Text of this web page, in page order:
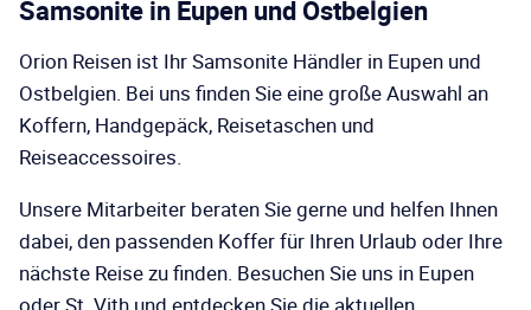
Samsonite in Eupen und Ostbelgien
Orion Reisen ist Ihr Samsonite Händler in Eupen und
Ostbelgien. Bei uns finden Sie eine große Auswahl an
Koffern, Handgepäck, Reisetaschen und
Reiseaccessoires.
Unsere Mitarbeiter beraten Sie gerne und helfen Ihnen
dabei, den passenden Koffer für Ihren Urlaub oder Ihre
nächste Reise zu finden. Besuchen Sie uns in Eupen
oder St. Vith und entdecken Sie die aktuellen